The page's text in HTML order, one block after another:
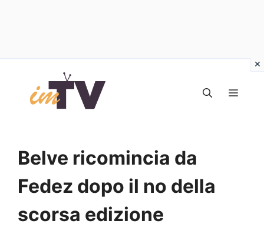
contenuto
Belve ricomincia da
Fedez dopo il no della
scorsa edizione